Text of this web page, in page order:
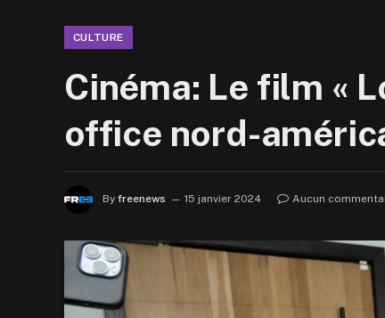
CULTURE
Cinéma: Le film «
office nord-
By freenews 15 janvier 2024 Aucun